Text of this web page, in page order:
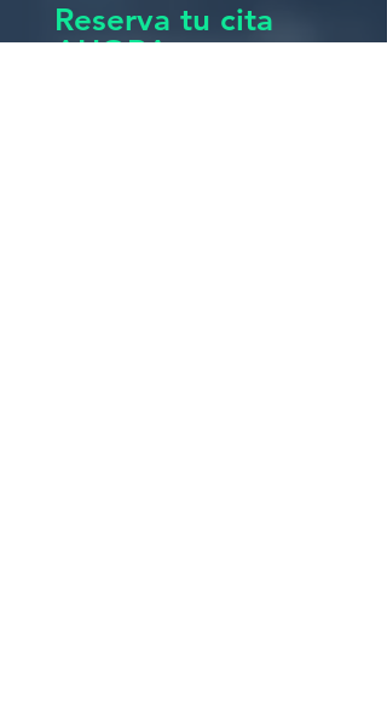
Reserva tu cita
AHORA